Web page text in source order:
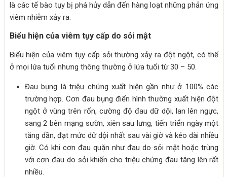
là các tế bào tụy bị phá hủy dẫn đến hàng loạt những phản ứng
viêm nhiễm xảy ra.
Biểu hiện của viêm tụy cấp do sỏi mật
Biểu hiện của viêm tụy cấp sỏi thường xảy ra đột ngột, có thể
ở mọi lứa tuổi nhưng thông thường ở lứa tuổi từ 30 – 50.
Đau bụng là triệu chứng xuất hiện gần như ở 100% các
trường hợp. Cơn đau bụng điển hình thường xuất hiện đột
ngột ở vùng trên rốn, cường độ đau dữ dội, lan lên ngực,
sang 2 bên mạng sườn, xiên sau lưng, tiến triển ngày một
tăng dần, đạt mức dữ dội nhất sau vài giờ và kéo dài nhiều
giờ. Có khi cơn đau quặn như đau do sỏi mật hoặc trùng
với cơn đau do sỏi khiến cho triệu chứng đau tăng lên rất
nhiều.